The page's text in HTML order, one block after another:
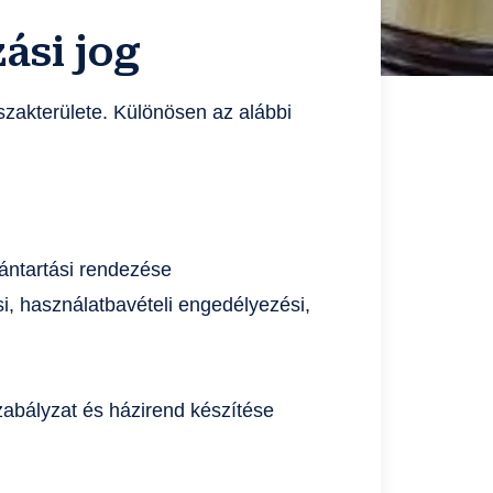
jog
Különösen az alábbi
rendezése
használatbavételi engedélyezési,
és házirend készítése